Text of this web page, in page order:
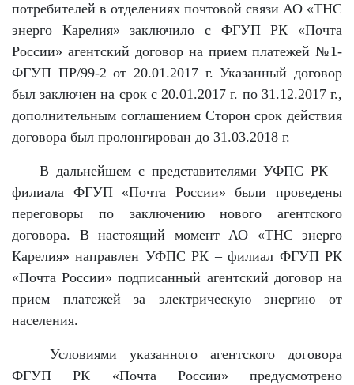
потребителей в отделениях почтовой связи АО «ТНС
энерго Карелия» заключило с ФГУП РК «Почта
России» агентский договор на прием платежей №1-
ФГУП ПР/99-2 от 20.01.2017 г. Указанный договор
был заключен на срок с 20.01.2017 г. по 31.12.2017 г.,
дополнительным соглашением Сторон срок действия
договора был пролонгирован до 31.03.2018 г.
В дальнейшем с представителями УФПС РК –
филиала ФГУП «Почта России» были проведены
переговоры по заключению нового агентского
договора. В настоящий момент АО «ТНС энерго
Карелия» направлен УФПС РК – филиал ФГУП РК
«Почта России» подписанный агентский договор на
прием платежей за электрическую энергию от
населения.
Условиями указанного агентского договора
ФГУП РК «Почта России» предусмотрено